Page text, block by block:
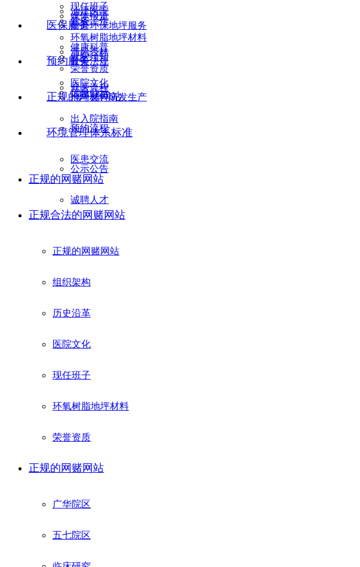
现任班子
环氧树脂地坪材料
荣誉资质
油建医院
媒体报道
健康科普
党务工作
清风杏林
医院文化
耐磨环保地坪服务
就医须知
就医流程
出入院指南
医保服务
政策法规
信息公示
预约服务
地坪材料研发生产
预约流程
医患交流
正规的网赌网站
环境管理体系标准
公示公告
诚聘人才
正规的网赌网站
正规合法的网赌网站
正规的网赌网站
组织架构
历史沿革
医院文化
现任班子
环氧树脂地坪材料
荣誉资质
正规的网赌网站
广华院区
五七院区